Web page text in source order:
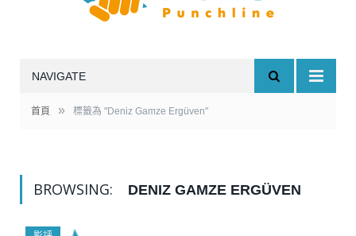
NAVIGATE
首頁 » 標籤為 "Deniz Gamze Ergüven"
BROWSING: DENIZ GAMZE ERGÜVEN